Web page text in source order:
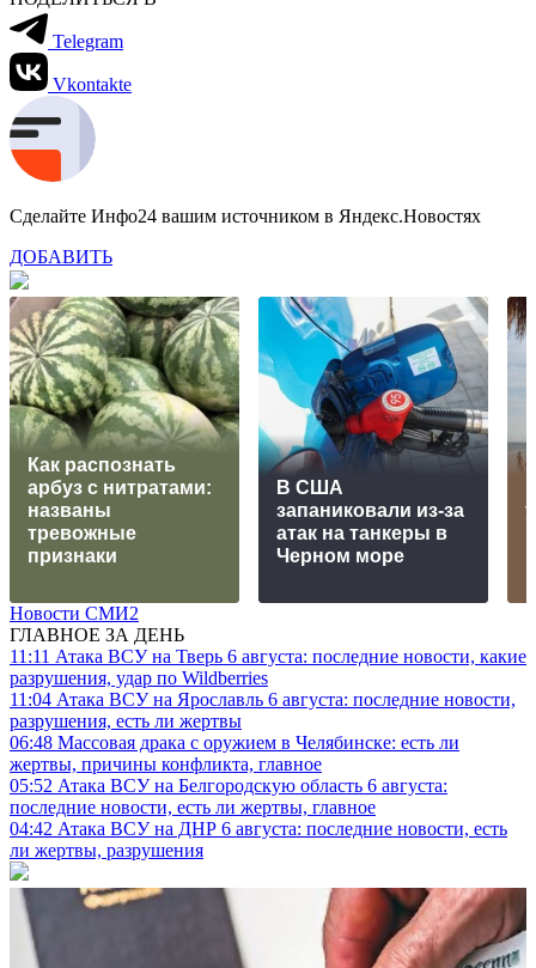
Telegram
Vkontakte
Сделайте Инфо24 вашим источником в Яндекс.Новостях
ДОБАВИТЬ
Как распознать
арбуз с нитратами:
названы
тревожные
признаки
В США
запаниковали из-за
атак на танкеры в
Черном море
Новости СМИ2
ГЛАВНОЕ ЗА ДЕНЬ
11:11 Атака ВСУ на Тверь 6 августа: последние новости, какие
разрушения, удар по Wildberries
11:04 Атака ВСУ на Ярославль 6 августа: последние новости,
разрушения, есть ли жертвы
06:48 Массовая драка с оружием в Челябинске: есть ли
жертвы, причины конфликта, главное
05:52 Атака ВСУ на Белгородскую область 6 августа:
последние новости, есть ли жертвы, главное
04:42 Атака ВСУ на ДНР 6 августа: последние новости, есть
ли жертвы, разрушения